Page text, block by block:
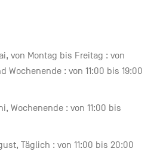
von Montag bis Freitag : von
Wochenende : von 11:00 bis 19:00
Wochenende : von 11:00 bis
Täglich : von 11:00 bis 20:00